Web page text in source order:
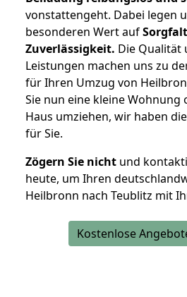
vonstattengeht. Dabei legen
besonderen Wert auf
Zuverlässigkeit. Die Qualität
Leistungen machen uns zu
für Ihren Umzug von
Sie nun eine kleine Wohnung
Haus umziehen, wir haben
für Sie.
Zögern Sie nicht und
heute, um Ihren
Heilbronn nach Teublitz mit
Kostenlose